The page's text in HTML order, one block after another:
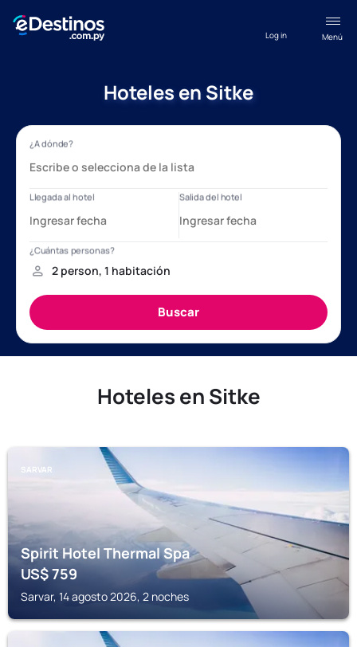
Menú
Log in
Hoteles en Sitke
Hoteles en Sitke
SARVAR
Spirit Hotel Thermal Spa
US$759
Sarvar, 14 agosto 2026, 2 noches